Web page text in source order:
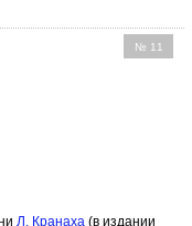
№ 11
Л. Кранаха (в издании